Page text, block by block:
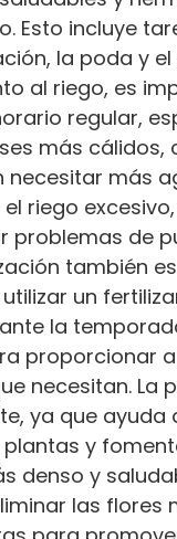
Esto incluye
la poda y
al riego, es
regular,
más cálidos,
más
riego
problemas de
también
un
la
proporcionar
necesitan. La
ya que ayuda
y
denso y
las flores